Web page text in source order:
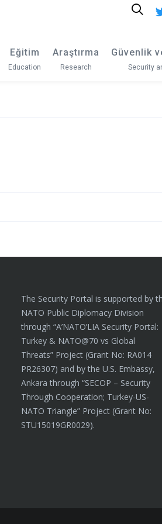
Eğitim
Education
Araştırma
Research
Güvenlik
Security
The Security Portal is supported by
NATO Public Diplomacy Division
through “A’NATO’LIA Security Portal:
Turkey & NATO@70 vs Global
Threats” Project (Grant No: RA014
PR26307) and by the U.S. Embassy,
Ankara through “SECOP – Security
Through Cooperation; Turkey-US-
NATO Triangle” Project (Grant No:
STU15019GR0029).